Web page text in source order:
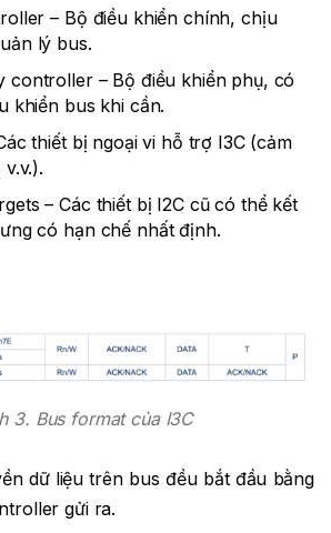
– Bộ điều khiển chính, chịu
lý bus.
controller – Bộ điều khiển phụ, có
khiển bus khi cần.
thiết bị ngoại vi hỗ trợ I3C (cảm
– Các thiết bị I2C cũ có thể kết
có hạn chế nhất định.
3. Bus format của I3C
dữ liệu trên bus đều bắt đầu bằng
gửi ra.